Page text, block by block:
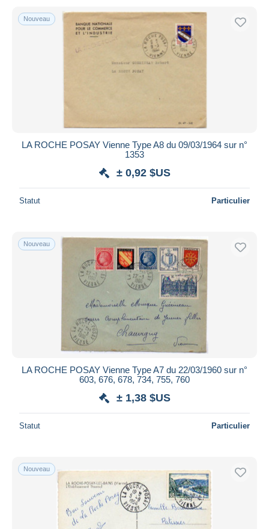
Nouveau
LA ROCHE POSAY Vienne Type A8 du 09/03/1964 sur n°
1353
± 0,92 $US
Statut Particulier
Nouveau
LA ROCHE POSAY Vienne Type A7 du 22/03/1960 sur n°
603, 676, 678, 734, 755, 760
± 1,38 $US
Statut Particulier
Nouveau